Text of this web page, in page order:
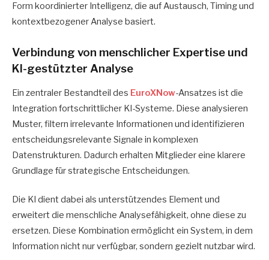
Form koordinierter Intelligenz, die auf Austausch, Timing und
kontextbezogener Analyse basiert.
Verbindung von menschlicher Expertise und
KI-gestützter Analyse
Ein zentraler Bestandteil des EuroXNow-Ansatzes ist die
Integration fortschrittlicher KI-Systeme. Diese analysieren
Muster, filtern irrelevante Informationen und identifizieren
entscheidungsrelevante Signale in komplexen
Datenstrukturen. Dadurch erhalten Mitglieder eine klarere
Grundlage für strategische Entscheidungen.
Die KI dient dabei als unterstützendes Element und
erweitert die menschliche Analysefähigkeit, ohne diese zu
ersetzen. Diese Kombination ermöglicht ein System, in dem
Information nicht nur verfügbar, sondern gezielt nutzbar wird.